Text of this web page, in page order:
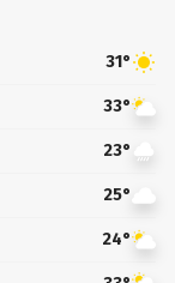
31°
33°
23°
25°
24°